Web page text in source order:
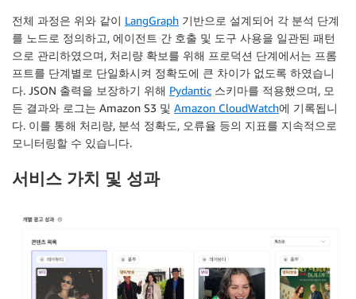
전체 과정은 위와 같이 LangGraph 기반으로 설계되어 각 분석 단계
를 노드로 정의하고, 에이전트 간 호출 및 도구 사용을 일관된 패턴
으로 관리하였으며, 처리량 확보를 위해 프로덕션 단계에서는 프롬
프트를 단계별로 단일화시켜 정확도에 큰 차이가 없도록 하였습니
다. JSON 출력을 보장하기 위해 Pydantic 스키마를 적용했으며, 모
든 결과와 로그는 Amazon S3 및 Amazon CloudWatch에 기록됩니
다. 이를 통해 처리량, 분석 정확도, 오류율 등의 지표를 지속적으로
모니터링할 수 있습니다.
서비스 가치 및 성과